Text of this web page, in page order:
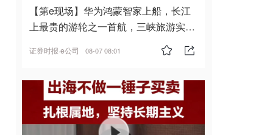
【第e现场】华为鸿蒙智家上船，长江
上最贵的游轮之一首航，三峡旅游实
证券时报·e公司 08-07 08:01